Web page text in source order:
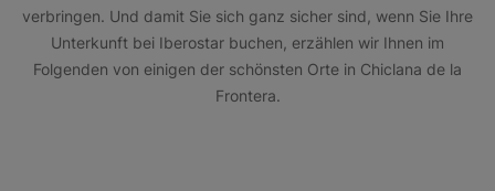
verbringen. Und damit Sie sich ganz sicher sind, wenn Sie Ihre
Unterkunft bei Iberostar buchen, erzählen wir Ihnen im
Folgenden von einigen der schönsten Orte in Chiclana de la
Frontera.